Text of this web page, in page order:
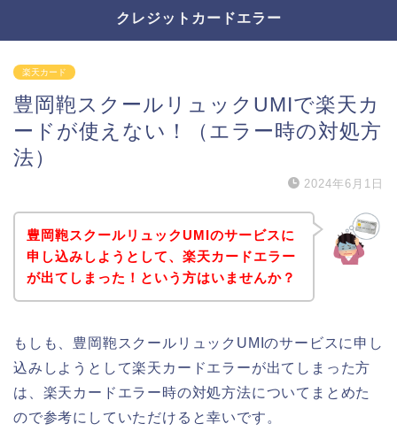
クレジットカードエラー
楽天カード
豊岡鞄スクールリュックUMIで楽天カ
ードが使えない！（エラー時の対処方
法）
2024年6月1日
豊岡鞄スクールリュックUMIのサービスに
申し込みしようとして、楽天カードエラー
が出てしまった！という方はいませんか？
もしも、豊岡鞄スクールリュックUMIのサービスに申し
込みしようとして楽天カードエラーが出てしまった方
は、楽天カードエラー時の対処方法についてまとめた
ので参考にしていただけると幸いです。